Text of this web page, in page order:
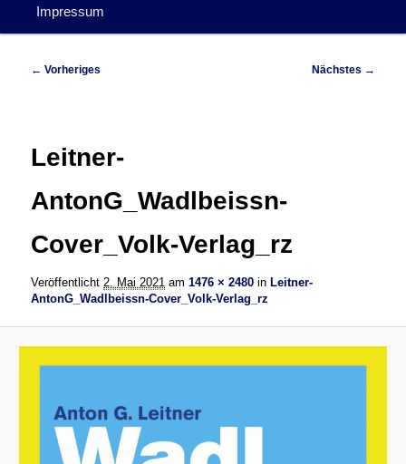
Impressum
Bilder-
← Vorheriges Nächstes →
Leitner-
AntonG_Wadlbeissn-
Cover_Volk-Verlag_rz
Veröffentlicht 2. Mai 2021 am1476 × 2480 in Leitner-
AntonG_Wadlbeissn-Cover_Volk-Verlag_rz